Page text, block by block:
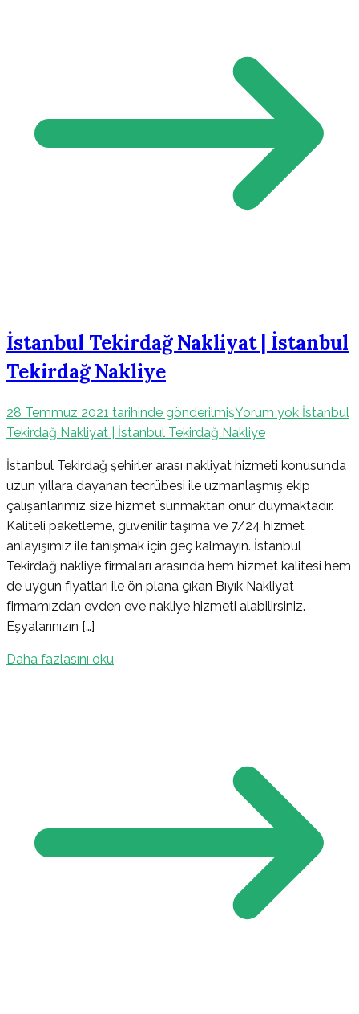
İstanbul Tekirdağ Nakliyat | İstanbul
Tekirdağ Nakliye
28 Temmuz 2021 tarihinde gönderilmişYorum yok İstanbul
Tekirdağ Nakliyat | İstanbul Tekirdağ Nakliye
İstanbul Tekirdağ şehirler arası nakliyat hizmeti konusunda
uzun yıllara dayanan tecrübesi ile uzmanlaşmış ekip
çalışanlarımız size hizmet sunmaktan onur duymaktadır.
Kaliteli paketleme, güvenilir taşıma ve 7/24 hizmet
anlayışımız ile tanışmak için geç kalmayın. İstanbul
Tekirdağ nakliye firmaları arasında hem hizmet kalitesi hem
de uygun fiyatları ile ön plana çıkan Bıyık Nakliyat
firmamızdan evden eve nakliye hizmeti alabilirsiniz.
Eşyalarınızın […]
Daha fazlasını oku